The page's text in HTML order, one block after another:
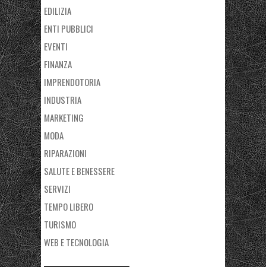
EDILIZIA
ENTI PUBBLICI
EVENTI
FINANZA
IMPRENDOTORIA
INDUSTRIA
MARKETING
MODA
RIPARAZIONI
SALUTE E BENESSERE
SERVIZI
TEMPO LIBERO
TURISMO
WEB E TECNOLOGIA